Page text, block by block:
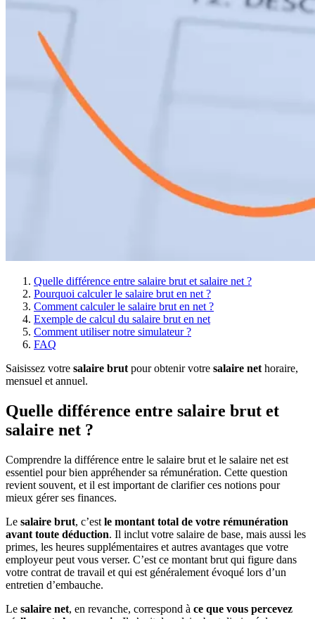
Quelle différence entre salaire brut et salaire net ?
Pourquoi calculer le salaire brut en net ?
Comment calculer le salaire brut en net ?
Exemple de calcul du salaire brut en net
Comment utiliser notre simulateur ?
FAQ
Saisissez votre salaire brut pour obtenir votre salaire net horaire,
mensuel et annuel.
Quelle différence entre salaire brut et
salaire net ?
Comprendre la différence entre le salaire brut et le salaire net est
essentiel pour bien appréhender sa rémunération. Cette question
revient souvent, et il est important de clarifier ces notions pour
mieux gérer ses finances.
Le salaire brut, c’est le montant total de votre rémunération
avant toute déduction. Il inclut votre salaire de base, mais aussi les
primes, les heures supplémentaires et autres avantages que votre
employeur peut vous verser. C’est ce montant brut qui figure dans
votre contrat de travail et qui est généralement évoqué lors d’un
entretien d’embauche.
Le salaire net, en revanche, correspond à ce que vous percevez